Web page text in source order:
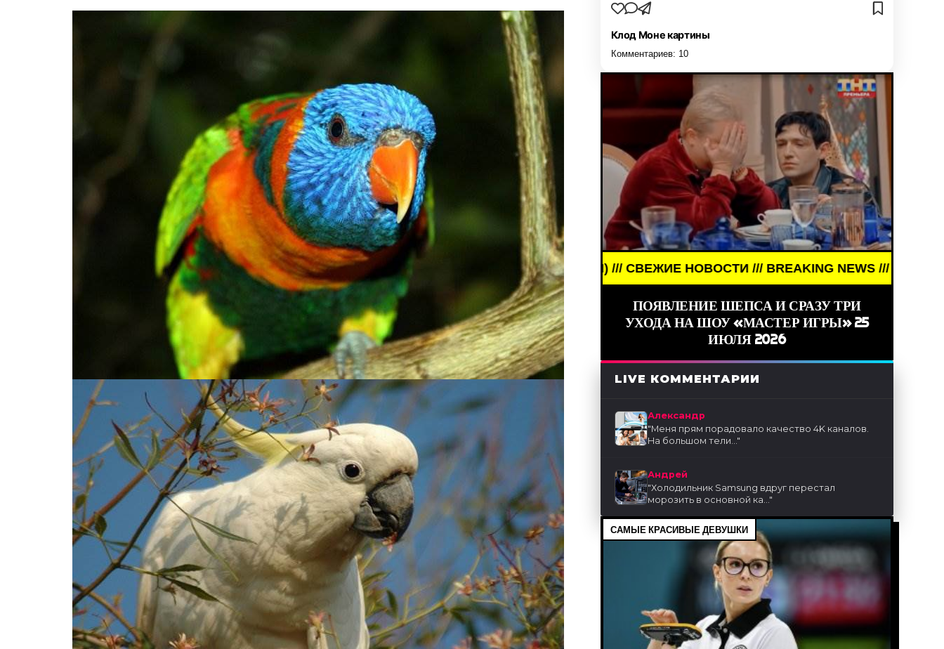
Клод Моне картины
Комментариев: 10
BREAKING NEWS /// НОВОСТИ (СМИ) /// СВЕЖИЕ НОВОСТИ /// BREAKING NEWS /// НОВОСТИ (СМИ) /// СВЕЖИЕ
ПОЯВЛЕНИЕ ШЕПСА И СРАЗУ ТРИ
УХОДА НА ШОУ «МАСТЕР ИГРЫ» 25
ИЮЛЯ 2026
LIVE КОММЕНТАРИИ
Александр
"Меня прям порадовало качество 4K каналов.
На большом тели..."
Андрей
"Холодильник Samsung вдруг перестал
морозить в основной ка..."
САМЫЕ КРАСИВЫЕ ДЕВУШКИ